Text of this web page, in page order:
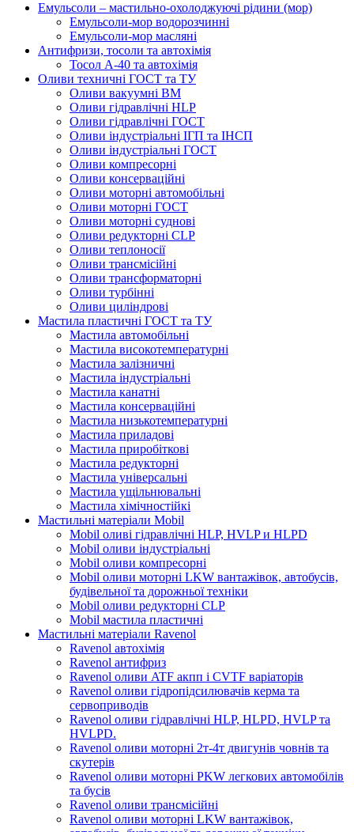
Емульсоли – мастильно-охолоджуючі рідини (мор)
Емульсоли-мор водорозчинні
Емульсоли-мор масляні
Антифризи, тосоли та автохімія
Тосол А-40 та автохімія
Оливи техничні ГОСТ та ТУ
Оливи вакуумні ВМ
Оливи гідравлічні HLP
Оливи гідравлічні ГОСТ
Оливи індустріальні ІГП та ІНСП
Оливи індустріальні ГОСТ
Оливи компресорні
Оливи консерваційні
Оливи моторні автомобільні
Оливи моторні ГОСТ
Оливи моторні суднові
Оливи редукторні CLP
Оливи теплоносії
Оливи трансмісійні
Оливи трансформаторні
Оливи турбінні
Оливи циліндрові
Мастила пластичні ГОСТ та ТУ
Мастила автомобільні
Мастила високотемпературні
Мастила залізничні
Мастила індустріальні
Мастила канатні
Мастила консерваційні
Мастила низькотемпературні
Мастила приладові
Мастила приробіткові
Мастила редукторні
Мастила універсальні
Мастила ущільнювальні
Мастила хімічностійкі
Мастильні матеріали Mobil
Mobil оливі гідравлічні HLP, HVLP и HLPD
Mobil оливи індустріальні
Mobil оливи компресорні
Mobil оливи моторні LKW вантажівок, автобусів,
будівельної та дорожньої техніки
Mobil оливи редукторні CLP
Mobil мастила пластичні
Мастильні матеріали Ravenol
Ravenol автохімія
Ravenol антифриз
Ravenol оливи ATF акпп і CVTF варіаторів
Ravenol оливи гідропідсилювачів керма та
сервоприводів
Ravenol оливи гідравлічні HLP, HLPD, HVLP та
HVLPD.
Ravenol оливи моторні 2т-4т двигунів човнів та
скутерів
Ravenol оливи моторні PKW легкових автомобілів
та бусів
Ravenol оливи трансмісійні
Ravenol оливи моторні LKW вантажівок,